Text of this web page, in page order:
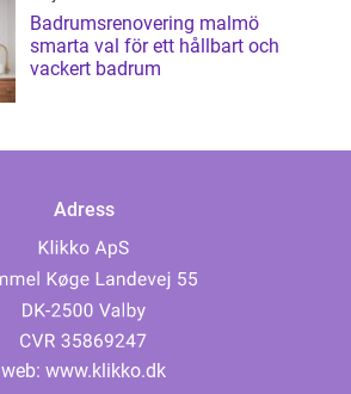
Badrumsrenovering malmö
smarta val för ett hållbart och
vackert badrum
Adress
web: www.klikko.dk